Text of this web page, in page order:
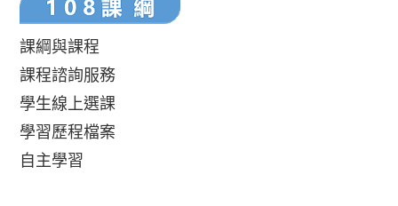
課綱與課程
課程諮詢服務
學生線上選課
學習歷程檔案
自主學習